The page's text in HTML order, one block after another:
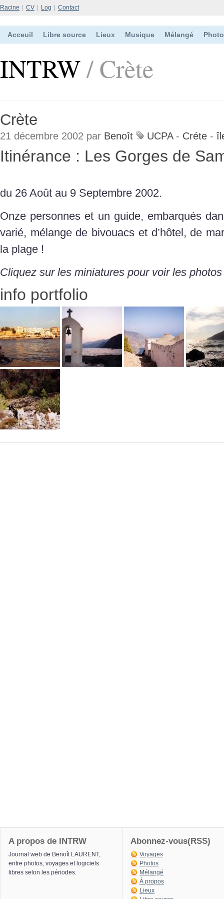
Racine CV Log Contact
Acceuil Libre source Lieux Musique Mélangé
INTRW/ Crète
Crète
21 décembre 2002 par Benoît UCPA- Créte -
Itinérance : Les Gorges de
du 26 Août au 9 Septembre 2002.
Onze personnes et un guide, embarqués
varié, mélange de bivouacs et d’hôtel, de
la plage !
Cliquez sur les miniatures pour voir les
info portfolio
A propos de INTRW
Journal web de Benoît LAURENT,
entre photos, voyages et logiciels
libres selon les périodes.
Abonnez-vous(RSS)
Voyages
Photos
Mélangé
À propos
Lieux